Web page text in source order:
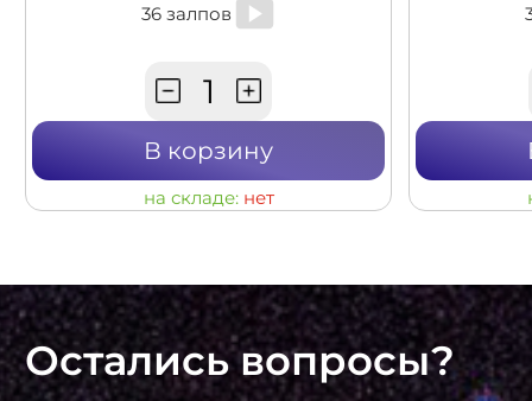
36 залпов
В корзину
на складе: нет
Остались вопросы?